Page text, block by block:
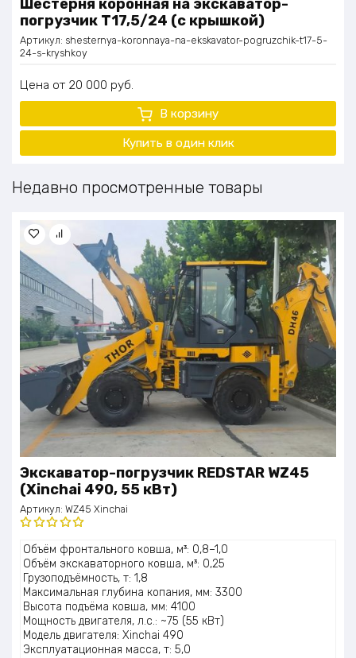
Шестерня коронная на экскаватор-
погрузчик Т17,5/24 (с крышкой)
Артикул: shesternya-koronnaya-na-ekskavator-pogruzchik-t17-5-
24-s-kryshkoy
Цена 20 000 руб.
В корзину
Купить в один клик
Недавно просмотренные товары
Экскаватор-погрузчик REDSTAR WZ45
(Xinchai 490, 55 кВт)
Артикул: WZ45 Xinchai
Оценка
5.00из 5
Объём фронтального ковша, м³: 0,8–1,0
Объём экскаваторного ковша, м³: 0,25
Грузоподъёмность, т: 1,8
Максимальная глубина копания, мм: 3300
Высота подъёма ковша, мм: 4100
Мощность двигателя, л.с.: ~75 (55 кВт)
Модель двигателя: Xinchai 490
Эксплуатационная масса, т: 5,0